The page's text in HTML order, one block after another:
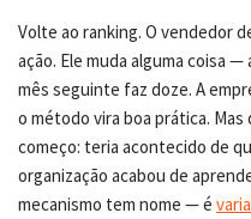
Volte ao ranking. O vendedor
ação. Ele muda alguma coisa
mês seguinte faz doze. A
o método vira boa prática.
começo: teria acontecido de
organização acabou de
mecanismo tem nome — é